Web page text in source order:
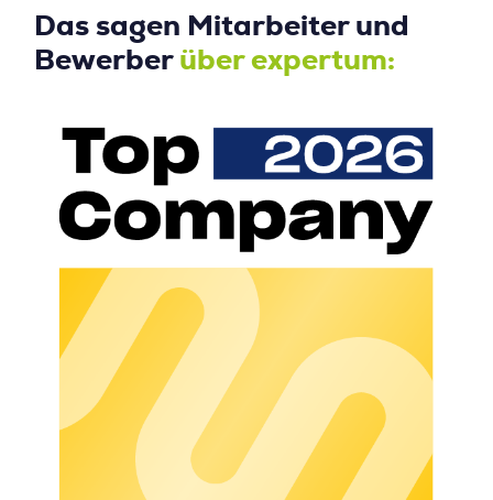
Das sagen Mitarbeiter und
Bewerber über expertum: